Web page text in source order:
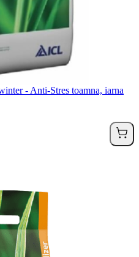
- Anti-Stres toamna, iarna